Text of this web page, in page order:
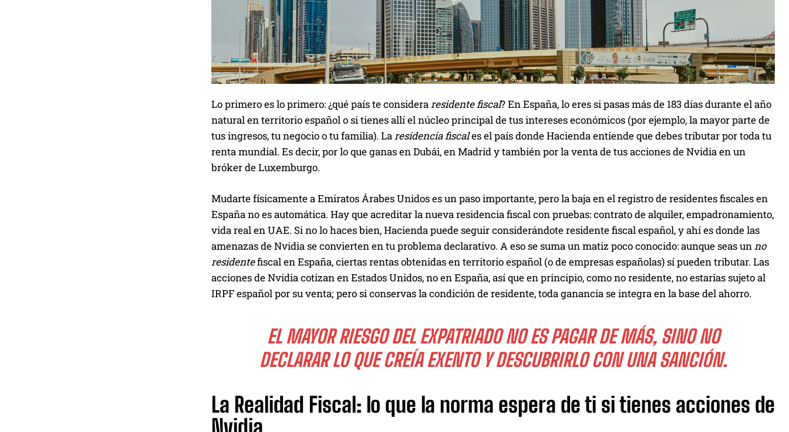
Lo primero es lo primero: ¿qué país te consideraresidente fiscal? En España, lo eres si pasas más de 183 días durante el año
natural en territorio español o si tienes allí el núcleo principal de tus intereses económicos (por ejemplo, la mayor parte de
tus ingresos, tu negocio o tu familia). Laresidencia fiscales el país donde Hacienda entiende que debes tributar por toda tu
renta mundial. Es decir, por lo que ganas en Dubái, en Madrid y también por la venta de tus acciones de Nvidia en un
bróker de Luxemburgo.
Mudarte físicamente a Emiratos Árabes Unidos es un paso importante, pero la baja en el registro de residentes fiscales en
España no es automática. Hay que acreditar la nueva residencia fiscal con pruebas: contrato de alquiler, empadronamiento,
vida real en UAE. Si no lo haces bien, Hacienda puede seguir considerándote residente fiscal español, y ahí es donde las
amenazas de Nvidia se convierten en tu problema declarativo. A eso se suma un matiz poco conocido: aunque seas unno
residentefiscal en España, ciertas rentas obtenidas en territorio español (o de empresas españolas) sí pueden tributar. Las
acciones de Nvidia cotizan en Estados Unidos, no en España, así que en principio, como no residente, no estarías sujeto al
IRPF español por su venta; pero si conservas la condición de residente, toda ganancia se integra en la base del ahorro.
EL MAYOR RIESGO DEL EXPATRIADO NO ES PAGAR DE MÁS, SINO NO
DECLARAR LO QUE CREÍA EXENTO Y DESCUBRIRLO CON UNA SANCIÓN.
La Realidad Fiscal: lo que la norma espera de ti si tienes acciones de